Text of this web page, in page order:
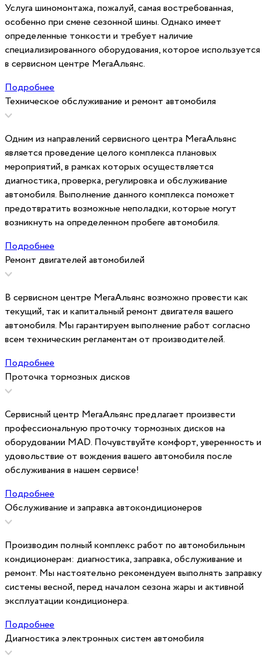
Услуга шиномонтажа, пожалуй, самая востребованная,
особенно при смене сезонной шины. Однако имеет
определенные тонкости и требует наличие
специализированного оборудования, которое используется
в сервисном центре МегаАльянс.
Подробнее
Техническое обслуживание и ремонт автомобиля
Одним из направлений сервисного центра МегаАльянс
является проведение целого комплекса плановых
мероприятий, в рамках которых осуществляется
диагностика, проверка, регулировка и обслуживание
автомобиля. Выполнение данного комплекса поможет
предотвратить возможные неполадки, которые могут
возникнуть на определенном пробеге автомобиля.
Подробнее
Ремонт двигателей автомобилей
В сервисном центре МегаАльянс возможно провести как
текущий, так и капитальный ремонт двигателя вашего
автомобиля. Мы гарантируем выполнение работ согласно
всем техническим регламентам от производителей.
Подробнее
Проточка тормозных дисков
Сервисный центр МегаАльянс предлагает произвести
профессиональную проточку тормозных дисков на
оборудовании MAD. Почувствуйте комфорт, уверенность и
удовольствие от вождения вашего автомобиля после
обслуживания в нашем сервисе!
Подробнее
Обслуживание и заправка автокондиционеров
Производим полный комплекс работ по автомобильным
кондиционерам: диагностика, заправка, обслуживание и
ремонт. Мы настоятельно рекомендуем выполнять заправку
системы весной, перед началом сезона жары и активной
эксплуатации кондиционера.
Подробнее
Диагностика электронных систем автомобиля